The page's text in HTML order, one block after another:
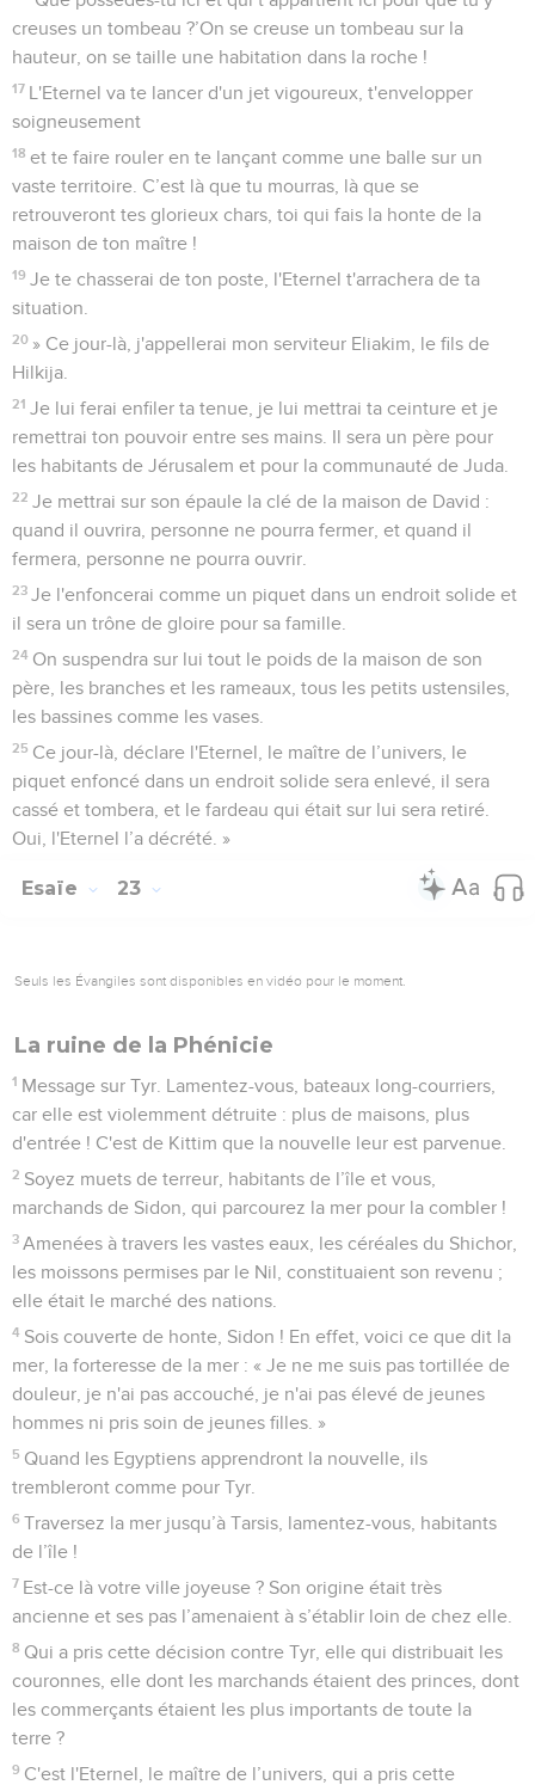
creuses un tombeau ?’On se creuse un tombeau sur la
hauteur, on se taille une habitation dans la roche !
17 L'Eternel va te lancer d'un jet vigoureux, t'envelopper
soigneusement
18 et te faire rouler en te lançant comme une balle sur un
vaste territoire. C’est là que tu mourras, là que se
retrouveront tes glorieux chars, toi qui fais la honte de la
maison de ton maître !
19 Je te chasserai de ton poste, l'Eternel t'arrachera de ta
situation.
20 » Ce jour-là, j'appellerai mon serviteur Eliakim, le fils de
Hilkija.
21 Je lui ferai enfiler ta tenue, je lui mettrai ta ceinture et je
remettrai ton pouvoir entre ses mains. Il sera un père pour
les habitants de Jérusalem et pour la communauté de Juda.
22 Je mettrai sur son épaule la clé de la maison de David :
quand il ouvrira, personne ne pourra fermer, et quand il
fermera, personne ne pourra ouvrir.
23 Je l'enfoncerai comme un piquet dans un endroit solide et
il sera un trône de gloire pour sa famille.
24 On suspendra sur lui tout le poids de la maison de son
père, les branches et les rameaux, tous les petits ustensiles,
les bassines comme les vases.
25 Ce jour-là, déclare l'Eternel, le maître de l’univers, le
piquet enfoncé dans un endroit solide sera enlevé, il sera
cassé et tombera, et le fardeau qui était sur lui sera retiré.
Oui, l'Eternel l’a décrété. »
Esaïe 23
Seuls les Évangiles sont disponibles en vidéo pour le moment.
La ruine de la Phénicie
1 Message sur Tyr. Lamentez-vous, bateaux long-courriers,
car elle est violemment détruite : plus de maisons, plus
d'entrée ! C'est de Kittim que la nouvelle leur est parvenue.
2 Soyez muets de terreur, habitants de l’île et vous,
marchands de Sidon, qui parcourez la mer pour la combler !
3 Amenées à travers les vastes eaux, les céréales du Shichor,
les moissons permises par le Nil, constituaient son revenu ;
elle était le marché des nations.
4 Sois couverte de honte, Sidon ! En effet, voici ce que dit la
mer, la forteresse de la mer : « Je ne me suis pas tortillée de
douleur, je n'ai pas accouché, je n'ai pas élevé de jeunes
hommes ni pris soin de jeunes filles. »
5 Quand les Egyptiens apprendront la nouvelle, ils
trembleront comme pour Tyr.
6 Traversez la mer jusqu’à Tarsis, lamentez-vous, habitants
de l’île !
7 Est-ce là votre ville joyeuse ? Son origine était très
ancienne et ses pas l’amenaient à s’établir loin de chez elle.
8 Qui a pris cette décision contre Tyr, elle qui distribuait les
couronnes, elle dont les marchands étaient des princes, dont
les commerçants étaient les plus importants de toute la
terre ?
9 C'est l'Eternel, le maître de l’univers, qui a pris cette